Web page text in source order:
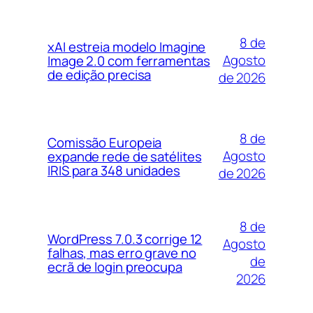
xAI estreia modelo Imagine
Image 2.0 com ferramentas
de edição precisa
8 de
Agosto
de 2026
Comissão Europeia
expande rede de satélites
IRIS para 348 unidades
8 de
Agosto
de 2026
WordPress 7.0.3 corrige 12
falhas, mas erro grave no
ecrã de login preocupa
8 de
Agosto
de
2026